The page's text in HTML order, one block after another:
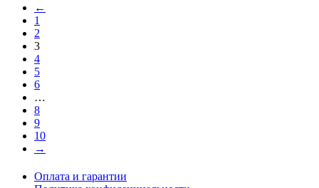
←
1
2
3
4
5
6
…
8
9
10
→
Оплата и гарантии